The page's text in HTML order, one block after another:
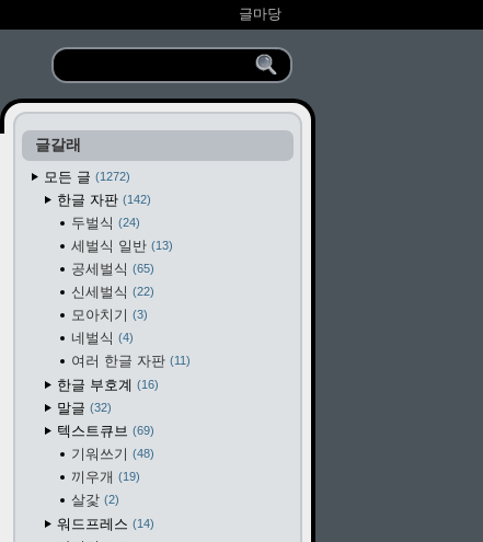
글마당
글갈래
모든 글
1272
한글 자판 142
두벌식 24
세벌식 일반 13
공세벌식 65
신세벌식 22
모아치기 3
네벌식 4
여러 한글 자판 11
한글 부호계 16
말글 32
텍스트큐브 69
기워쓰기 48
끼우개 19
살갗 2
워드프레스 14